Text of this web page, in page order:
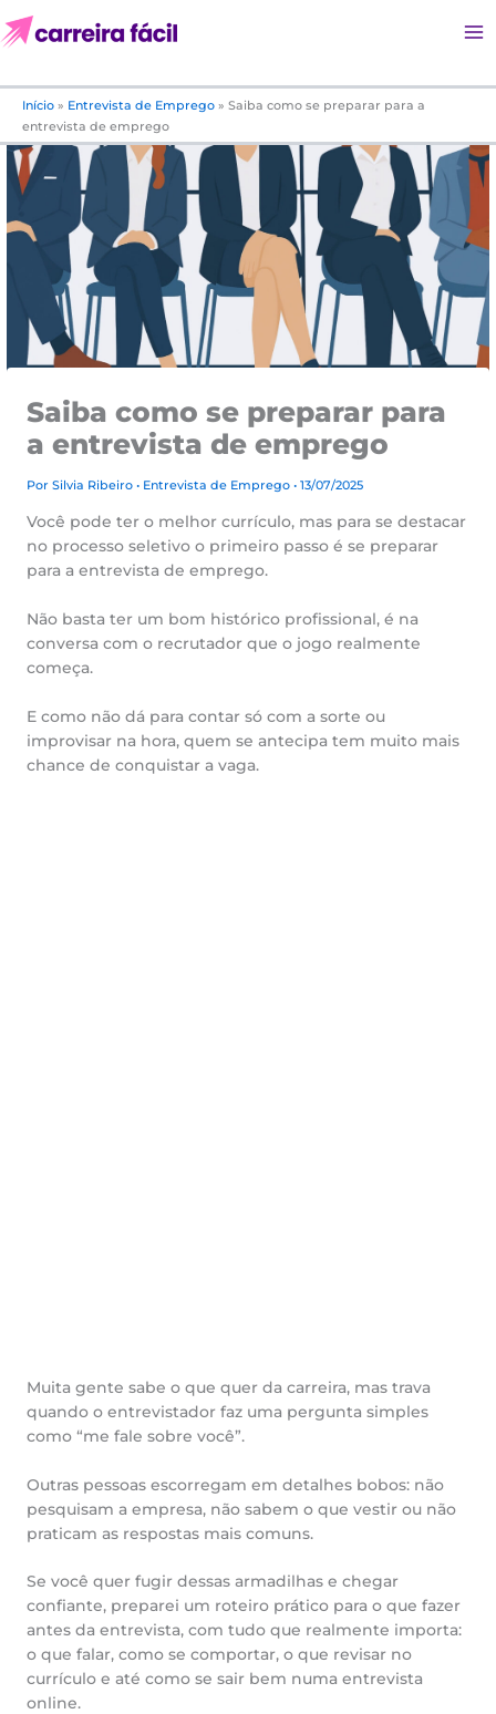
para
conteúdo
Início » Entrevista de Emprego » Saiba como se preparar para a
entrevista de emprego
Saiba como se preparar para
a entrevista de emprego
Por Silvia Ribeiro • Entrevista de Emprego • 13/07/2025
Você pode ter o melhor currículo, mas para se destacar
no processo seletivo o primeiro passo é se preparar
para a entrevista de emprego.
Não basta ter um bom histórico profissional, é na
conversa com o recrutador que o jogo realmente
começa.
E como não dá para contar só com a sorte ou
improvisar na hora, quem se antecipa tem muito mais
chance de conquistar a vaga.
Muita gente sabe o que quer da carreira, mas trava
quando o entrevistador faz uma pergunta simples
como “me fale sobre você”.
Outras pessoas escorregam em detalhes bobos: não
pesquisam a empresa, não sabem o que vestir ou não
praticam as respostas mais comuns.
Se você quer fugir dessas armadilhas e chegar
confiante, preparei um roteiro prático para o que fazer
antes da entrevista, com tudo que realmente importa:
o que falar, como se comportar, o que revisar no
currículo e até como se sair bem numa entrevista
online.